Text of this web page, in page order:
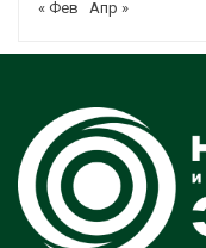
« Фев
Апр »